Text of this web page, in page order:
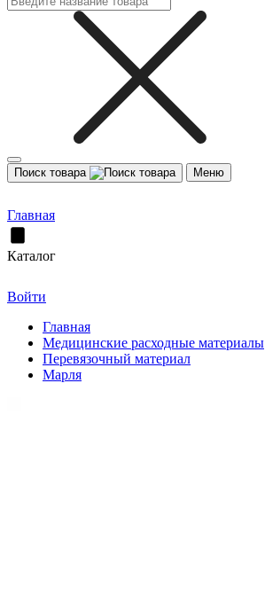
Поиск товара Меню
Главная
Каталог
Войти
Главная
Медицинские расходные материалы
Перевязочный материал
Марля